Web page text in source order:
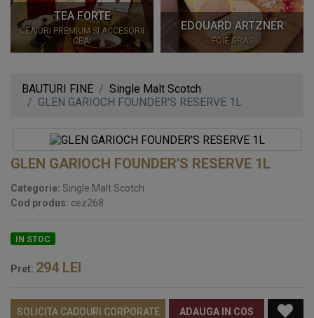
TEA FORTE
CEAIURI PREMIUM SI ACCESORII
CEAI
EDOUARD ARTZNER
FOIE GRAS
BAUTURI FINE
Single Malt Scotch
GLEN GARIOCH FOUNDER'S RESERVE 1L
GLEN GARIOCH FOUNDER'S RESERVE 1L
Categorie: Single Malt Scotch
Cod produs: cez268
IN STOC
Pret: 294LEI
SOLICITA CADOURI CORPORATE ADAUGA IN COS